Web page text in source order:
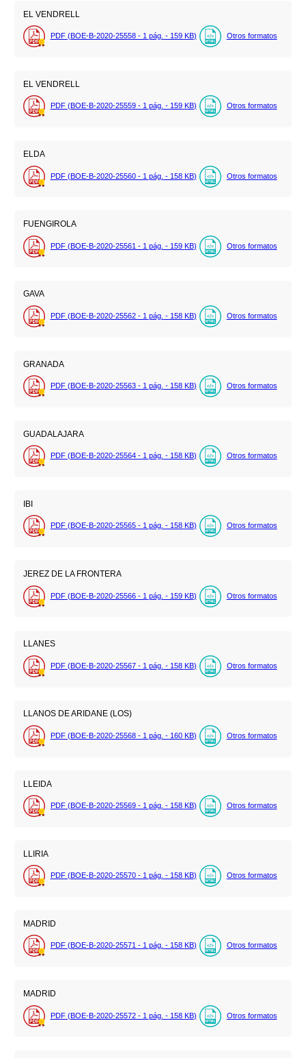
EL VENDRELL
PDF (BOE-B-2020-25558 - 1 pág. - 159 KB) Otros formatos
EL VENDRELL
PDF (BOE-B-2020-25559 - 1 pág. - 159 KB) Otros formatos
ELDA
PDF (BOE-B-2020-25560 - 1 pág. - 158 KB) Otros formatos
FUENGIROLA
PDF (BOE-B-2020-25561 - 1 pág. - 159 KB) Otros formatos
GAVA
PDF (BOE-B-2020-25562 - 1 pág. - 158 KB) Otros formatos
GRANADA
PDF (BOE-B-2020-25563 - 1 pág. - 158 KB) Otros formatos
GUADALAJARA
PDF (BOE-B-2020-25564 - 1 pág. - 158 KB) Otros formatos
IBI
PDF (BOE-B-2020-25565 - 1 pág. - 158 KB) Otros formatos
JEREZ DE LA FRONTERA
PDF (BOE-B-2020-25566 - 1 pág. - 159 KB) Otros formatos
LLANES
PDF (BOE-B-2020-25567 - 1 pág. - 158 KB) Otros formatos
LLANOS DE ARIDANE (LOS)
PDF (BOE-B-2020-25568 - 1 pág. - 160 KB) Otros formatos
LLEIDA
PDF (BOE-B-2020-25569 - 1 pág. - 158 KB) Otros formatos
LLIRIA
PDF (BOE-B-2020-25570 - 1 pág. - 158 KB) Otros formatos
MADRID
PDF (BOE-B-2020-25571 - 1 pág. - 158 KB) Otros formatos
MADRID
PDF (BOE-B-2020-25572 - 1 pág. - 158 KB) Otros formatos